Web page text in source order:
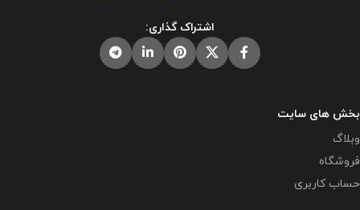
حال استفاده هستند و مورد رضایت ما
نمی باشد .
اشتراک گذاری:
بخش های سایت
وبلاگ
فروشگاه
حساب کاربری